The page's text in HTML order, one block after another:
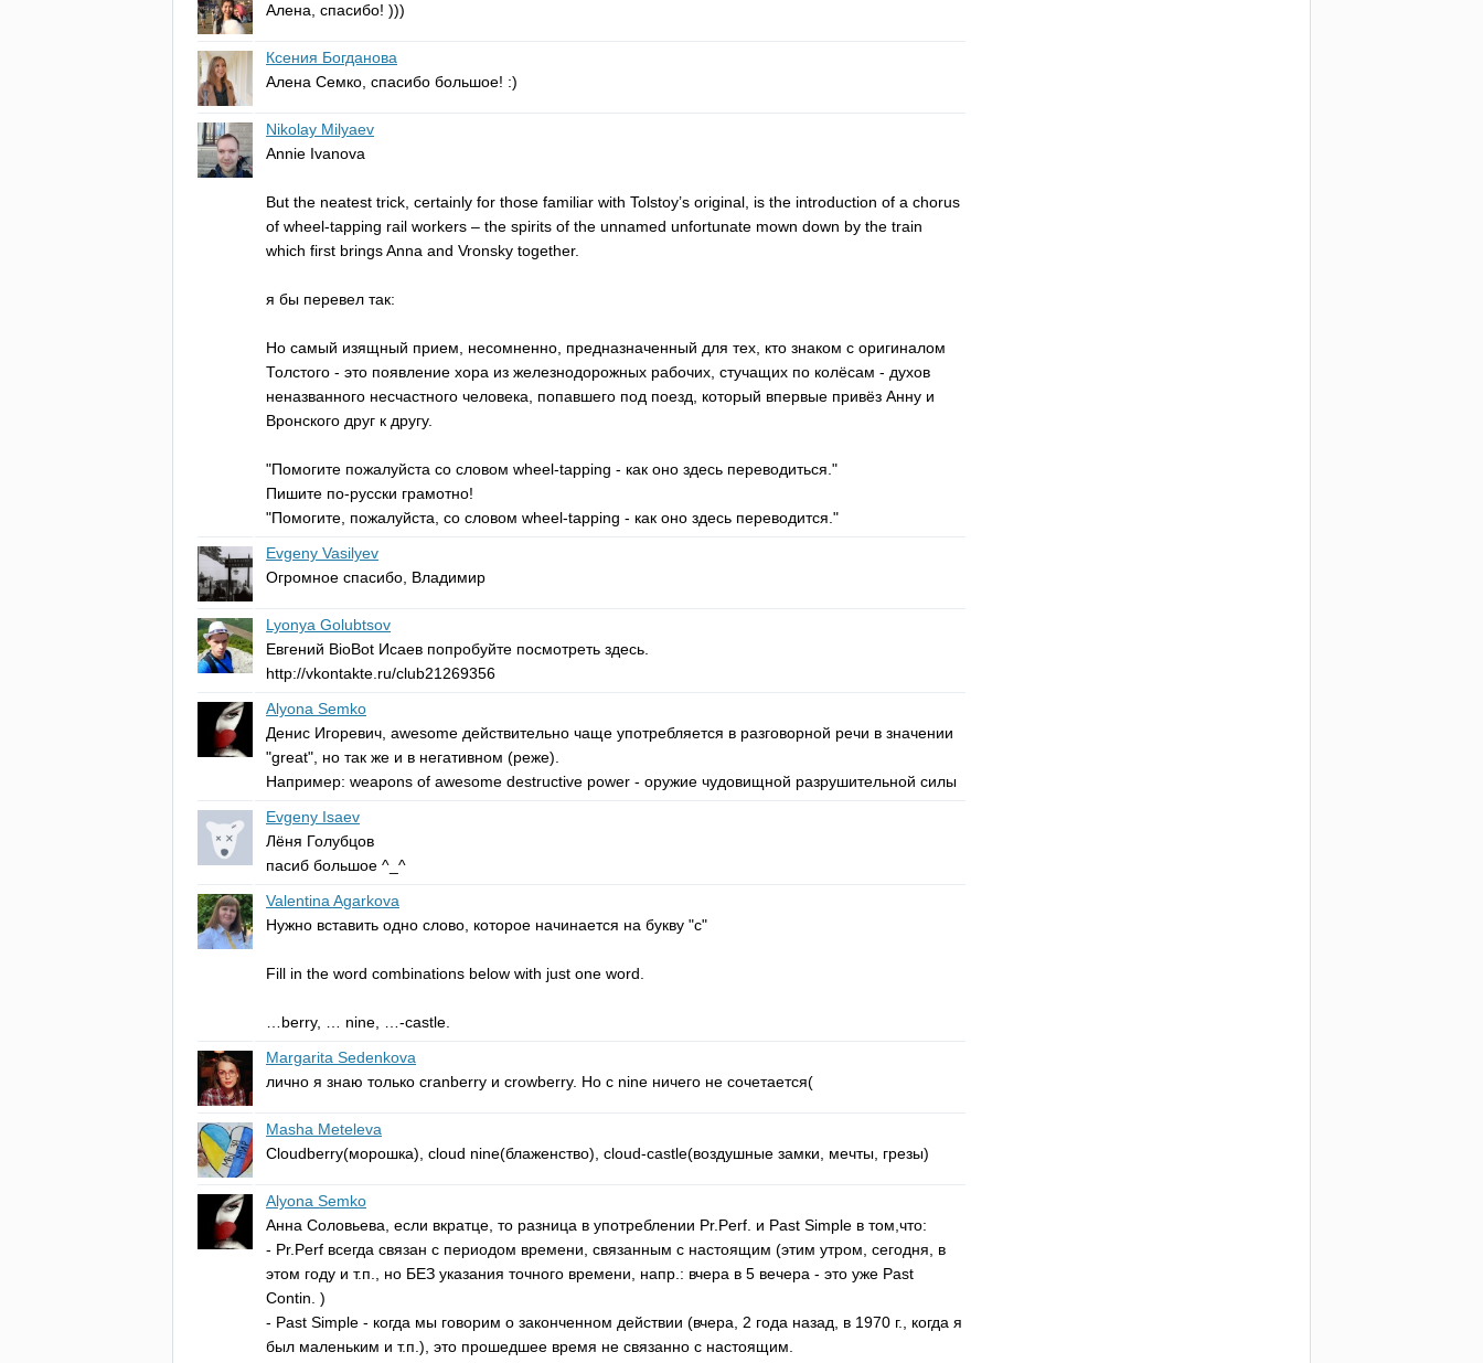
Алена, спасибо! )))
Ксения Богданова
Алена Семко, спасибо большое! :)
Nikolay Milyaev
Annie Ivanova
But the neatest trick certainly for those familiar with Tolstoy’s original is the introduction of a chorus
of wheel-tapping rail workers – the spirits of the unnamed unfortunate mown down by the train
which first bringsAnna and Vronsky together.
я бы перевел так:
Но самый изящный прием, несомненно, предназначенный для тех, кто знаком с оригиналом
Толстого - это появление хора из железнодорожных рабочих, стучащих по колёсам - духов
неназванного несчастного человека, попавшего под поезд, который впервые привёз Анну и
Вронского друг к другу.
"Помогите пожалуйста со словом wheel-tapping - как оно здесь переводиться."
Пишите по-русски грамотно!
"Помогите, пожалуйста, со словом wheel-tapping - как оно здесь переводится."
Evgeny Vasilyev
Огромное спасибо, Владимир
Lyonya Golubtsov
Евгений BioBot Исаев попробуйте посмотреть здесь.
http://vkontakte ru/club21269356
Alyona Semko
Денис Игоревич, awesome действительно чаще употребляется в разговорной речи в значении
"great", но так же и в негативном (реже).
Например: weapons of awesome destructive power - оружие чудовищной разрушительной силы
Evgeny Isaev
Лёня Голубцов
пасиб большое ^_^
Valentina Agarkova
Нужно вставить одно слово, которое начинается на букву "c"
Fill in the word combinations below with just one word
berry, … nine , …-castle
Margarita Sedenkova
лично я знаю только cranberry и crowberry. Но с nine ничего не сочетается(
Masha Meteleva
Cloudberry(морошка), cloud nine(блаженство), cloud-castle(воздушные замки, мечты, грезы)
Alyona Semko
Анна Соловьева, если вкратце, то разница в употреблении Pr. Perf . и Past Simple в том,что:
- Pr. Perf всегда связан с периодом времени, связанным с настоящим (этим утром, сегодня, в
этом году и т.п., но БЕЗ указания точного времени, напр.: вчера в 5 вечера - это уже Past
Contin . )
- Past Simple - когда мы говорим о законченном действии (вчера, 2 года назад, в 1970 г., когда я
был маленьким и т.п.), это прошедшее время не связанно с настоящим.